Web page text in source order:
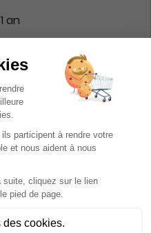
1 an
84,90 €
Ajouter au panier